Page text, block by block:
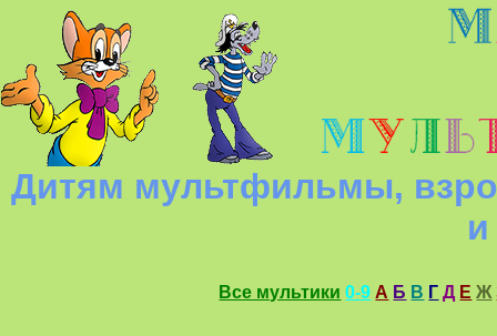
Дитям мультфильмы,
и
Все мультики 0-9 А Б В Г Д Е Ж